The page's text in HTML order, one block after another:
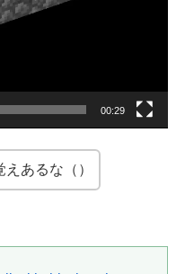
00:29
あるな（）